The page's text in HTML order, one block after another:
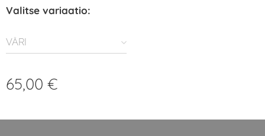
Valitse variaatio:
VÄRI
65,00 €